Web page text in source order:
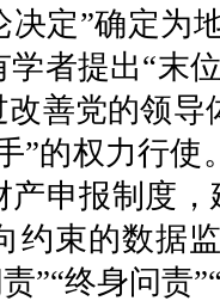
定”确定为
者提出“末
善党的领
”的权力行
申报制度
约束的数据
”“终身问责